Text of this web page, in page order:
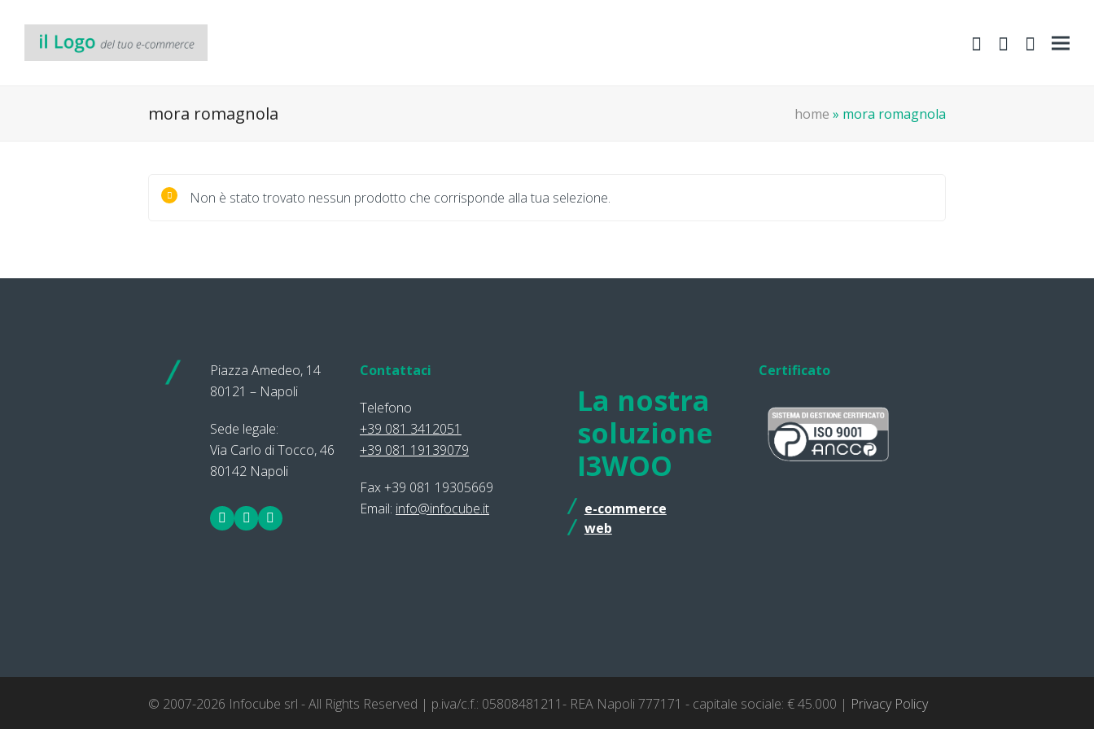
shopping-
Areasearch
mora romagnola home » mora romagnola
Non è stato trovato nessun prodotto che corrisponde alla tua selezione.
Piazza Amedeo, 14
80121 – Napoli
Sede legale:
Via Carlo di Tocco, 46
80142 Napoli
Facebook
LinkedInTwitter
Contattaci
Telefono
+39 081 3412051
+39 081 19139079
Fax +39 081 19305669
Email: info@infocube.it
La nostra
soluzione
I3WOO
e-commerce
web
Certificato
© 2007-2026 Infocube srl - All Rights Reserved | p.iva/c.f.: 05808481211- REA Napoli 777171 - capitale sociale: € 45.000 | Privacy Policy